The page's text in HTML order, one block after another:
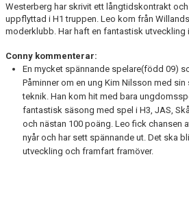
Westerberg har skrivit ett långtidskontrakt
uppflyttad i H1 truppen. Leo kom från
moderklubb. Har haft en fantastisk utveckling
Conny kommenterar:
En mycket spännande spelare(född 09)
Påminner om en ung Kim Nilsson med
teknik. Han kom hit med bara
fantastisk säsong med spel i H3, JAS,
och nästan 100 poäng. Leo fick chansen
nyår och har sett spännande ut. Det ska
utveckling och framfart framöver.